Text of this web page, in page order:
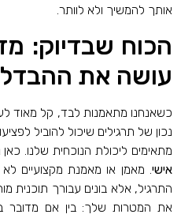
אותך להמשיך ולא לוותר.
הכוח שבדיוק:
עושה את
כשאנחנו מתאמנות לבד, קל מאוד
נכון של תרגילים שיכול להוביל
מתאימים ליכולת הנוכחית שלנו.
אישי. מאמן או מאמנת מקצועיים
התרגיל, אלא בונים עבורך תוכנית
את המטרות שלך: בין אם מדובר